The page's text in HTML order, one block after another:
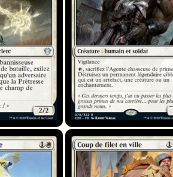
Coup de filet en ville